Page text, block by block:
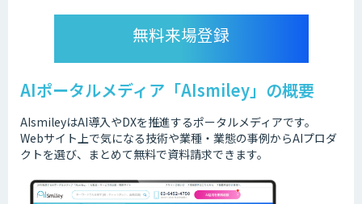
無料来場登録
AIポータルメディア「AIsmiley」の概要
AIsmileyはAI導入やDXを推進するポータルメディアです。
Webサイト上で気になる技術や業種・業態の事例からAIプロダ
クトを選び、まとめて無料で資料請求できます。